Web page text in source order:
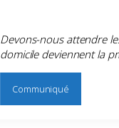
Devons-nous attendre
domicile deviennent la
Communiqué